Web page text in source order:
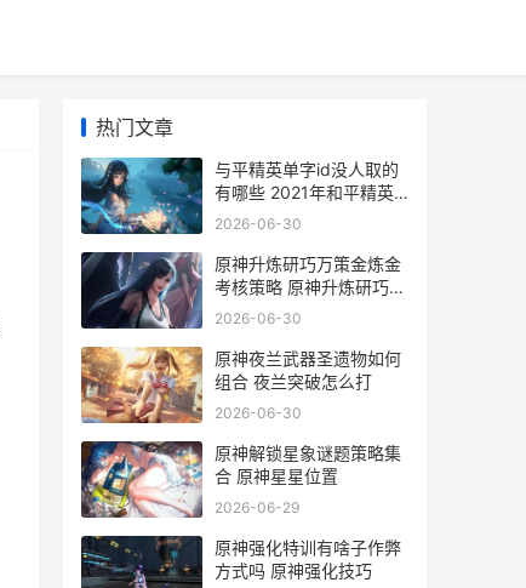
热门文章
与平精英单字id没人取的
有哪些 2021年和平精英
单字id_1
2026-06-30
原神升炼研巧万策金炼金
考核策略 原神升炼研巧万
策金攻略市场情报
2026-06-30
原神夜兰武器圣遗物如何
组合 夜兰突破怎么打
2026-06-30
原神解锁星象谜题策略集
合 原神星星位置
2026-06-29
原神强化特训有啥子作弊
方式吗 原神强化技巧